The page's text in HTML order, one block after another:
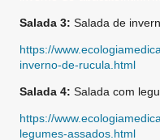
Salada 3: Salada de
https://
inverno-de-rucula.html
Salada 4: Salada com
https://
legumes-assados.html